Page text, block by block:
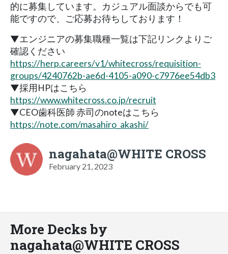
的に募集しています。カジュアル面談からでも可
能ですので、ご応募お待ちしております！
▼エンジニアの募集職種一覧は下記リンクよりご
確認ください
https://herp.careers/v1/whitecross/requisition-
groups/4240762b-ae6d-4105-a090-c7976ee54db3
▼採用HPはこちら
https://www.whitecross.co.jp/recruit
▼CEO歯科医師 赤司のnoteはこちら
https://note.com/masahiro_akashi/
nagahata@WHITE CROSS
February 21, 2023
More Decks by
nagahata@WHITE CROSS